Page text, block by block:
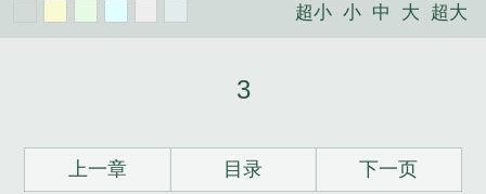
超小 小 中 大 超大
3
上一章 目录 下一页